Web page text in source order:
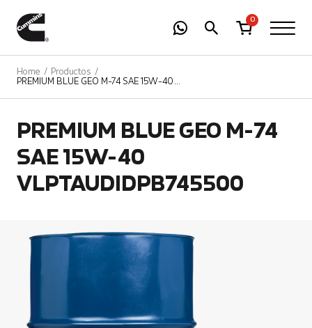
0
Home
Productos
PREMIUM BLUE GEO M-74 SAE 15W-40
PREMIUM BLUE GEO M-74
SAE 15W-40
VLPTAUDIDPB745500